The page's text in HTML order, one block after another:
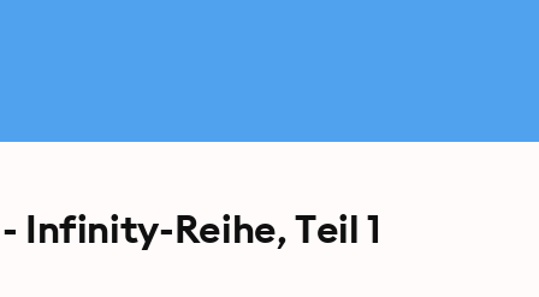
Infinity-Reihe, Teil 1